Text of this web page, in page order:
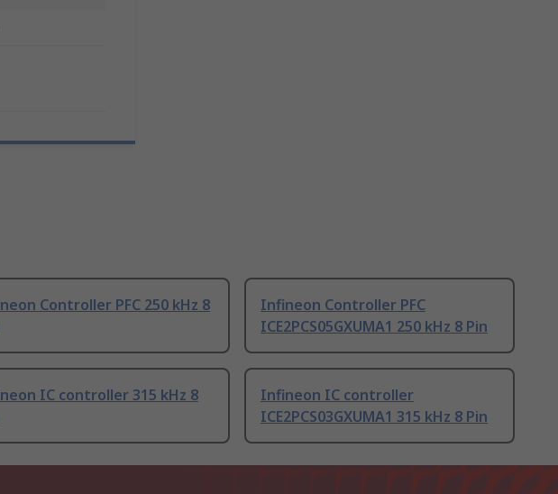
Controller PFC 250 kHz 8
Infineon Controller PFC
ICE2PCS05GXUMA1 250 kHz 8 Pin
IC controller 315 kHz 8
Infineon IC controller
ICE2PCS03GXUMA1 315 kHz 8 Pin